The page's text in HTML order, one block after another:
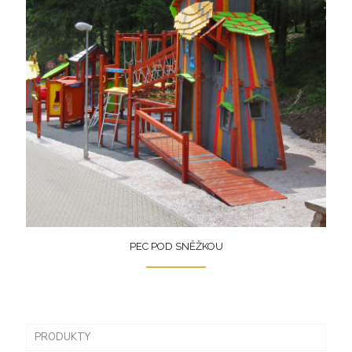
PEC POD SNĚŽKOU
PRODUKTY